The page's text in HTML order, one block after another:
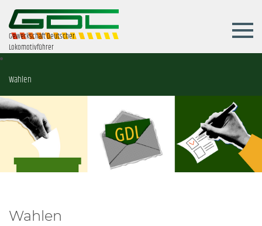
Gewerkschaft Deutscher
Lokomotivführer
Wahlen
Wahlen